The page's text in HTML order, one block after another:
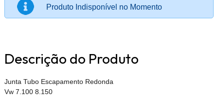
Produto Indisponível no Momento
Descrição do Produto
Junta Tubo Escapamento Redonda
Vw 7.100 8.150